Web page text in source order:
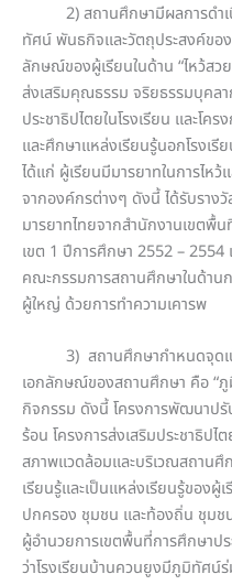
2) สถานศึกษามีผลการดำเ
ทัศน์ พันธกิจและวัตถุประสงค์ขอ
ลักษณ์ของผู้เรียนในด้าน “ไหว้สว
ส่งเสริมคุณธรรม จริยธรรมบุคลา
ประชาธิปไตยในโรงเรียน และโ
และศึกษาแหล่งเรียนรู้นอกโรงเ
ได้แก่ ผู้เรียนมีมารยาทในการไห
จากองค์กรต่างๆ ดังนี้ ได้รับราง
มารยาทไทยจากสำนักงานเขตพื้
เขต 1 ปีการศึกษา 2552 – 2554
คณะกรรมการสถานศึกษาในด้าน
ผู้ใหญ่ ด้วยการทำความเคารพ
3) สถานศึกษากำหนดจุดเน้
เอกลักษณ์ของสถานศึกษา คือ “
กิจกรรม ดังนี้ โครงการพัฒนาป
ร้อน โครงการส่งเสริมประชาธิปไ
สภาพแวดล้อมและบริเวณสถานศึ
เรียนรู้และเป็นแหล่งเรียนรู้ของ
ปกครอง ชุมชน และท้องถิ่น ชุมช
ผู้อำนวยการเขตพื้นที่การศึกษาป
ว่าโรงเรียนบ้านควนยูงมีภูมิทัศน์